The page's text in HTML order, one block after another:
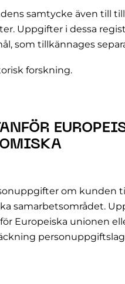
samtycke även till
Uppgifter i dessa
som tillkännages
forskning.
om kunden
samarbetsområdet.
Europeiska unionen